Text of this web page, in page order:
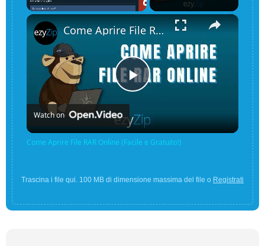
×
Play
Video
Come Aprire File RAR Online (Facile e Gratuito!)
Watch on
Come Aprire File RAR Online (Facile e Gratuito!)
Trascina i file qui. 100 MB di dimensione massima del file o Registrati